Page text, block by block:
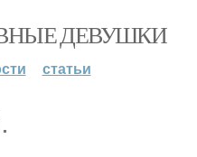
ДЕВУШКИ
статьи